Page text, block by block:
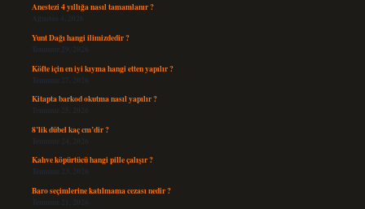
Anestezi 4 yıllığa nasıl tamamlanır ?
Ağustos 4, 2026
Yunt Dağı hangi ilimizdedir ?
Temmuz 29, 2026
Köfte için en iyi kıyma hangi etten yapılır ?
Temmuz 27, 2026
Kitapta barkod okutma nasıl yapılır ?
Temmuz 25, 2026
8’lik dübel kaç cm’dir ?
Temmuz 24, 2026
Kahve köpürtücü hangi pille çalışır ?
Temmuz 23, 2026
Baro seçimlerine katılmama cezası nedir ?
Temmuz 21, 2026